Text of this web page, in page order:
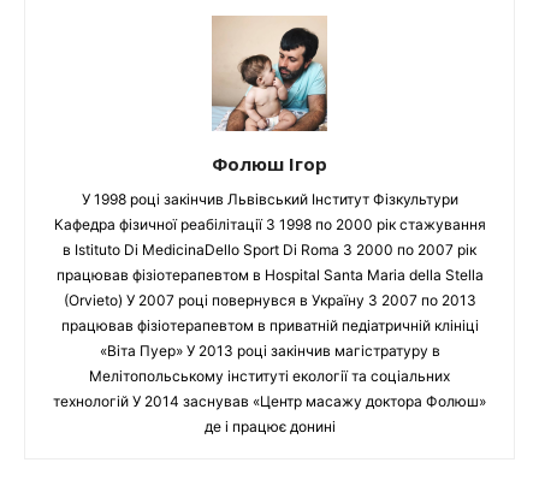
Фолюш Ігор
У 1998 році закінчив Львівський Інститут Фізкультури
Кафедра фізичної реабілітації З 1998 по 2000 рік стажування
в Istituto Di MedicinaDello Sport Di Roma З 2000 по 2007 рік
працював фізіотерапевтом в Hospital Santa Maria della Stella
(Orvieto) У 2007 році повернувся в Україну З 2007 по 2013
працював фізіотерапевтом в приватній педіатричній клініці
«Віта Пуер» У 2013 році закінчив магістратуру в
Мелітопольському інституті екології та соціальних
технологій У 2014 заснував «Центр масажу доктора Фолюш»
де і працює донині